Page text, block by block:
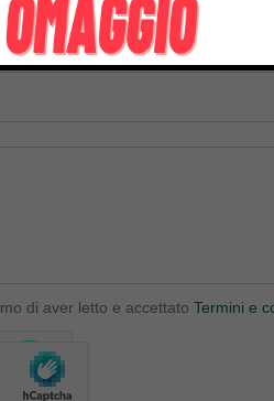
di aver letto e accettato Termini e